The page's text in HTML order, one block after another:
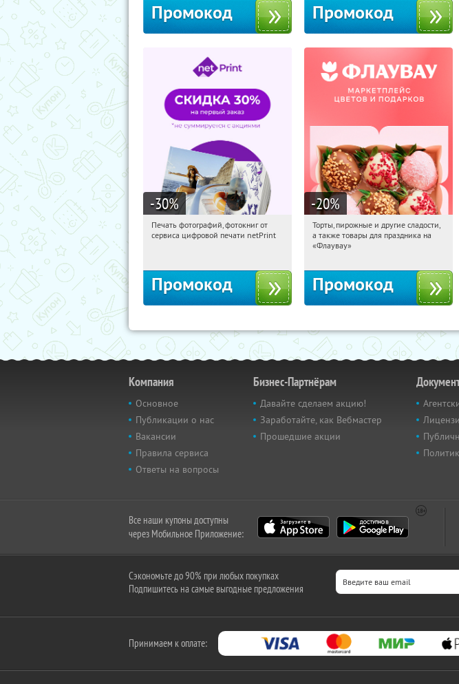
Промокод Промокод
-30%
08:50:16 Получили:
Печать фотографий, фотокниг от
сервиса цифровой печати netPrint
Промокод
-20%
08:50:16 Получили:
Россия
Торты, пирожные и другие сладости,
а также товары для праздника на
«Флаувау»
Промокод
Компания
Основное
Публикации о нас
Вакансии
Правила сервиса
Ответы на вопросы
Бизнес-Партнёрам
Давайте сделаем акцию!
Заработайте, как Вебмастер
Прошедшие акции
Все наши купоны доступны
через Мобильное Приложение:
Сэкономьте до 90% при любых покупках
Подпишитесь на самые выгодные предложения
Принимаем к оплате: